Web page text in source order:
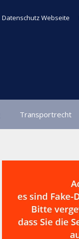
Datenschutz Webseite
Transportrecht